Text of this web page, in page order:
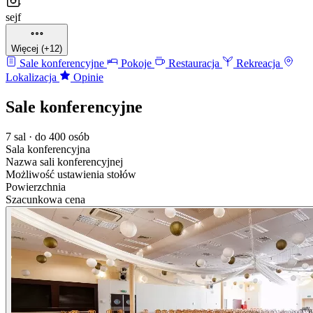
sejf
Więcej (+12)
Sale konferencyjne Pokoje Restauracja
Rekreacja
Lokalizacja
Opinie
Sale konferencyjne
7 sal · do 400 osób
Sala konferencyjna
Nazwa sali konferencyjnej
Możliwość ustawienia stołów
Powierzchnia
Szacunkowa cena